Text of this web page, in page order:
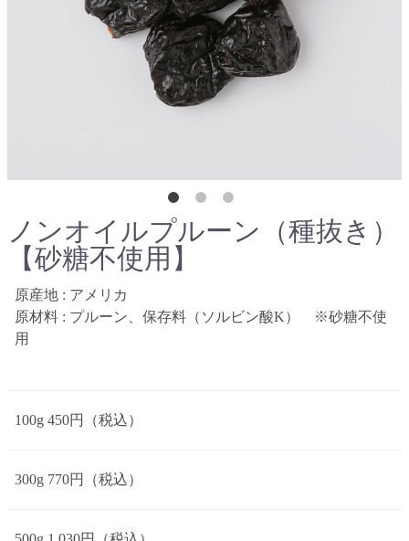
ノンオイルプルーン（種抜き）
【砂糖不使用】
原産地 : アメリカ
原材料 : プルーン、保存料（ソルビン酸K） ※砂糖不使
用
100g 450円（税込）
300g 770円（税込）